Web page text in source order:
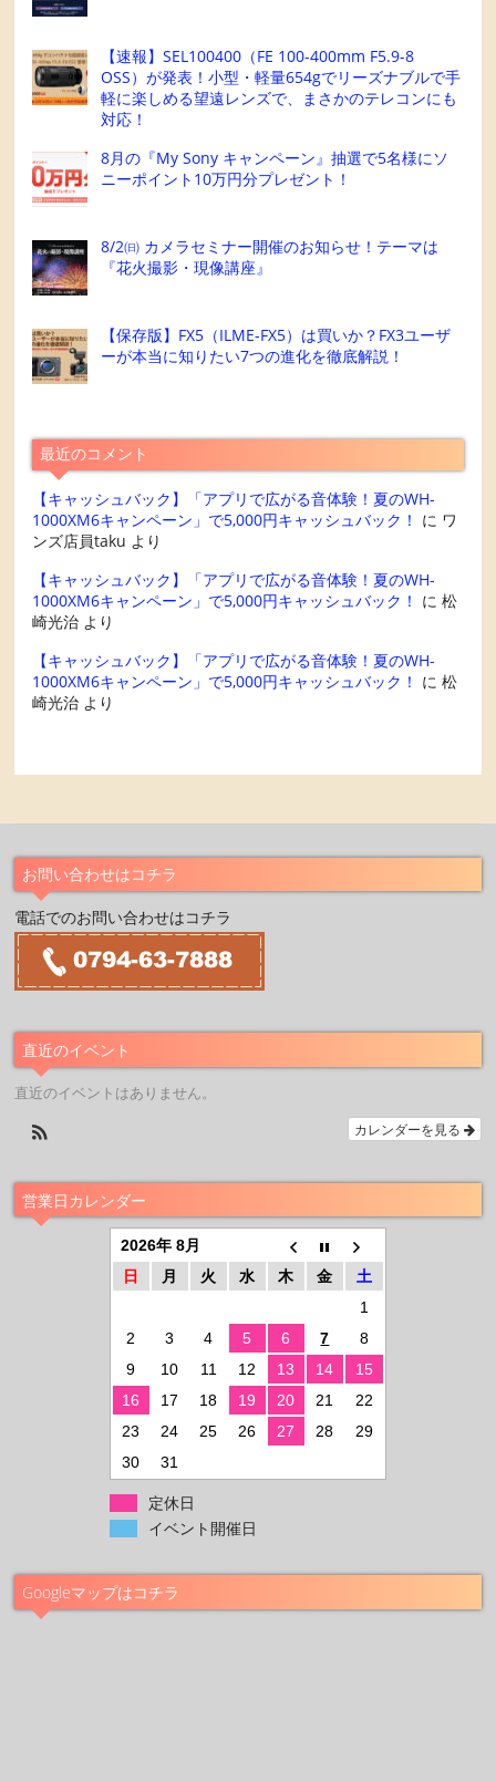
【速報】SEL100400（FE 100-400mm F5.9-8
OSS）が発表！小型・軽量654gでリーズナブルで手
軽に楽しめる望遠レンズで、まさかのテレコンにも
対応！
8月の『My Sony キャンペーン』抽選で5名様にソ
ニーポイント10万円分プレゼント！
8/2㈰ カメラセミナー開催のお知らせ！テーマは
『花火撮影・現像講座』
【保存版】FX5（ILME-FX5）は買いか？FX3ユーザ
ーが本当に知りたい7つの進化を徹底解説！
最近のコメント
【キャッシュバック】「アプリで広がる音体験！夏のWH-
1000XM6キャンペーン」で5,000円キャッシュバック！ に ワ
ンズ店員taku より
【キャッシュバック】「アプリで広がる音体験！夏のWH-
1000XM6キャンペーン」で5,000円キャッシュバック！ に松
崎光治 より
【キャッシュバック】「アプリで広がる音体験！夏のWH-
1000XM6キャンペーン」で5,000円キャッシュバック！ に松
崎光治 より
お問い合わせはコチラ
電話でのお問い合わせはコチラ
直近のイベント
直近のイベントはありません。
カレンダーを見る
営業日カレンダー
2026年 8月
日
月 火 水 木 金
土
1
2
3 4 5 6 7
8
9
10 11 12 13 14
15
16
17 18 19 20 21
22
23
24 25 26 27 28
29
30
31
定休日
イベント開催日
Googleマップはコチラ